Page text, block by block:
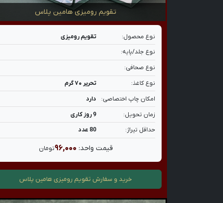
تقویم رومیزی هامین پلاس
نوع محصول:
تقویم رومیزی
نوع جلد/پایه:
نوع صحافی:
نوع کاغذ:
تحریر ۷۰ گرم
امکان چاپ اختصاصی:
دارد
زمان تحویل:
9 روز کاری
حداقل تیراژ:
80 عدد
قیمت واحد: ۹۶,۰۰۰تومان
خرید و سفارش تقویم رومیزی هامین پلاس